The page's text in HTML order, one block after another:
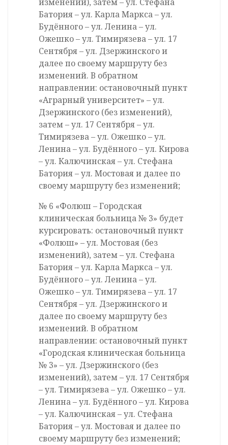
изменений), затем – ул. Стефана
Батория – ул. Карла Маркса – ул.
Будённого – ул. Ленина – ул.
Ожешко – ул. Тимирязева – ул. 17
Сентября – ул. Дзержинского и
далее по своему маршруту без
изменений. В обратном
направлении: остановочный пункт
«Аграрный университет» – ул.
Дзержинского (без изменений),
затем – ул. 17 Сентября – ул.
Тимирязева – ул. Ожешко – ул.
Ленина – ул. Будённого – ул. Кирова
– ул. Калючинская – ул. Стефана
Батория – ул. Мостовая и далее по
своему маршруту без изменений;
№ 6 «Фолюш – Городская
клиническая больница № 3» будет
курсировать: остановочный пункт
«Фолюш» – ул. Мостовая (без
изменений), затем – ул. Стефана
Батория – ул. Карла Маркса – ул.
Будённого – ул. Ленина – ул.
Ожешко – ул. Тимирязева – ул. 17
Сентября – ул. Дзержинского и
далее по своему маршруту без
изменений. В обратном
направлении: остановочный пункт
«Городская клиническая больница
№ 3» – ул. Дзержинского (без
изменений), затем – ул. 17 Сентября
– ул. Тимирязева – ул. Ожешко – ул.
Ленина – ул. Будённого – ул. Кирова
– ул. Калючинская – ул. Стефана
Батория – ул. Мостовая и далее по
своему маршруту без изменений;